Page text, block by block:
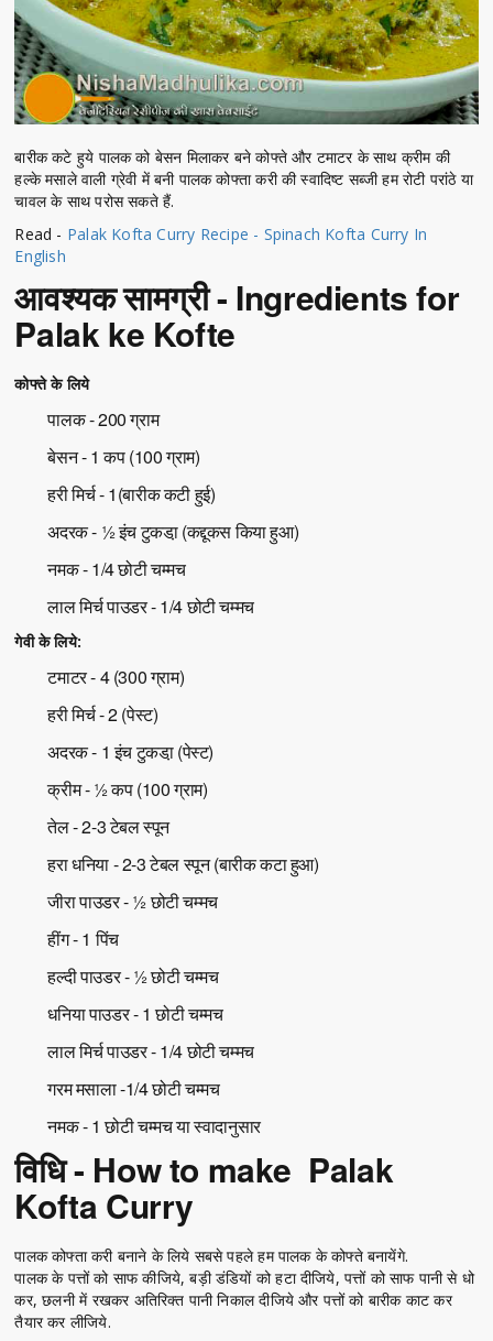
बारीक कटे हुये पालक को बेसन मिलाकर बने कोफ्ते और टमाटर के साथ क्रीम की
हल्के मसाले वाली ग्रेवी में बनी पालक कोफ्ता करी की स्वादिष्ट सब्जी हम रोटी परांठे या
चावल के साथ परोस सकते हैं.
Read - Palak Kofta Curry Recipe - Spinach Kofta Curry In
English
आवश्यक सामग्री - Ingredients for
Palak ke Kofte
कोफ्ते के लिये
पालक - 200 ग्राम
बेसन - 1 कप (100 ग्राम)
हरी मिर्च - 1(बारीक कटी हुई)
अदरक - ½ इंच टुकडा़ (कद्दूकस किया हुआ)
नमक - 1/4 छोटी चम्मच
लाल मिर्च पाउडर - 1/4 छोटी चम्मच
गेवी के लिये:
टमाटर - 4 (300 ग्राम)
हरी मिर्च - 2 (पेस्ट)
अदरक - 1 इंच टुकडा़ (पेस्ट)
क्रीम - ½ कप (100 ग्राम)
तेल - 2-3 टेबल स्पून
हरा धनिया - 2-3 टेबल स्पून (बारीक कटा हुआ)
जीरा पाउडर - ½ छोटी चम्मच
हींग - 1 पिंच
हल्दी पाउडर - ½ छोटी चम्मच
धनिया पाउडर - 1 छोटी चम्मच
लाल मिर्च पाउडर - 1/4 छोटी चम्मच
गरम मसाला -1/4 छोटी चम्मच
नमक - 1 छोटी चम्मच या स्वादानुसार
विधि - How to make Palak
Kofta Curry
पालक कोफ्ता करी बनाने के लिये सबसे पहले हम पालक के कोफ्ते बनायेंगे.
पालक के पत्तों को साफ कीजिये, बड़ी डंडियों को हटा दीजिये, पत्तों को साफ पानी से धो
कर, छलनी में रखकर अतिरिक्त पानी निकाल दीजिये और पत्तों को बारीक काट कर
तैयार कर लीजिये.